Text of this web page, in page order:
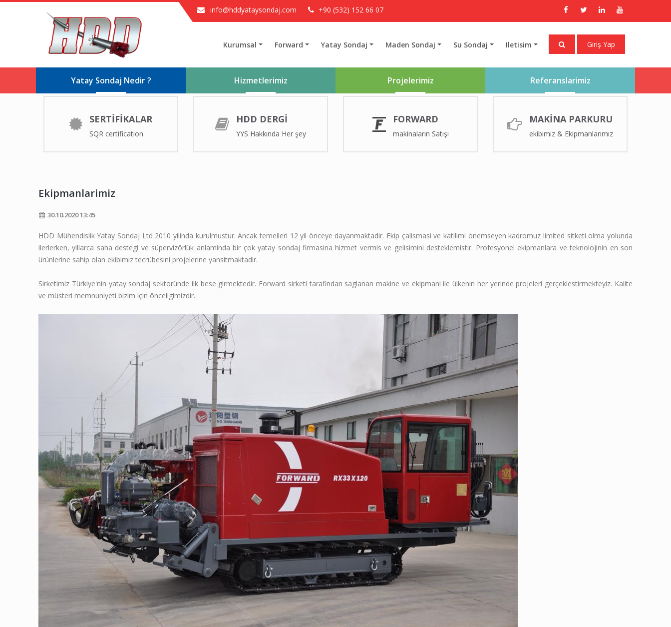
info@hddyataysondaj.com +90 (532) 152 66 07
Giriş Yap
Kurumsal Forward Yatay Sondaj Maden Sondaj Su Sondaj Iletisim
Yatay Sondaj Nedir ? Hizmetlerimiz Projelerimiz Referanslarimiz
SERTİFİKALAR
SQR certification
HDD DERGI
YYS Hakkında Her şey
FORWARD
makinaların Satışı
MAKİNA PARKURU
ekibimiz & Ekipmanlarımız
Ekipmanlarimiz
30.10.2020 13:45
HDD Mühendislik Yatay Sondaj Ltd 2010 yilinda kurulmustur. Ancak temelleri 12 yil önceye dayanmaktadir. Ekip çalismasi ve katilimi önemseyen kadromuz limited sitketi olma yolunda
ilerlerken, yillarca saha destegi ve süpervizörlük anlaminda bir çok yatay sondaj firmasina hizmet vermis ve gelisimini desteklemistir. Profesyonel ekipmanlara ve teknolojinin en son
ürünlerine sahip olan ekibimiz tecrübesini projelerine yansitmaktadir.
Sirketimiz Türkiye'nin yatay sondaj sektöründe ilk bese girmektedir. Forward sirketi tarafindan saglanan makine ve ekipmani ile ülkenin her yerinde projeleri gerçeklestirmekteyiz. Kalite
ve müsteri memnuniyeti bizim için önceligimizdir.